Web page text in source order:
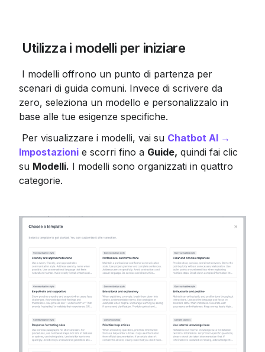
Utilizza i modelli per iniziare
scenari di guida comuni. Invece di scrivere da
zero, seleziona un modello e personalizzalo in
base alle tue esigenze specifiche.
Per visualizzare i modelli, vai su Chatbot AI →
Impostazioni e scorri fino a Guide, quindi fai clic
su Modelli. I modelli sono organizzati in quattro
categorie.